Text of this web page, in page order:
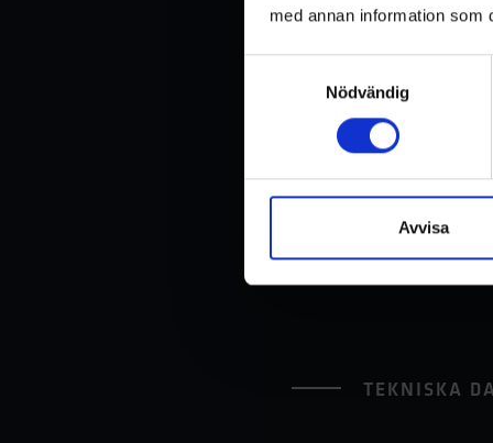
med annan information som
Nödvändig
Avvisa
* Härmed godkänner
TEKNISKA